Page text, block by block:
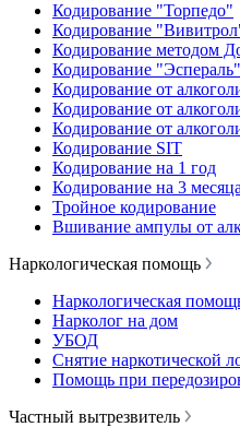
Кодирование "Торпедо"
Кодирование
Кодирование методом
Кодирование "Эспераль"
Кодирование от
Кодирование от
Кодирование от
Кодирование SIT
Кодирование на 1 год
Кодирование на 3 месяца
Тройное кодирование
Вшивание ампулы от
Наркологическая помощь
Наркологическая
Нарколог на дом
УБОД
Снятие наркотической
Помощь при
Частный вытрезвитель